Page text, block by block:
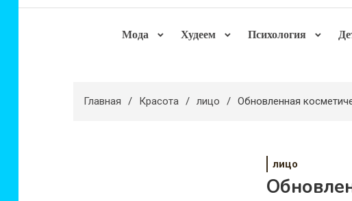
Мода Худеем Психология
Главная Красота лицо Обновленная
лицо